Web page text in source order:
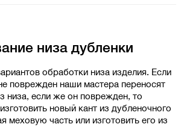
низа дубленки
обработки низа изделия. Если
поврежден наши мастера переносят
низа, если же он поврежден, то
новый кант из дубленочного
меховую часть или изготовить его из